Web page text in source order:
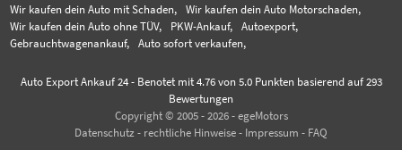
Wir kaufen dein Auto mit Schaden,
Wir kaufen dein Auto Motorschaden,
Wir kaufen dein Auto ohne TÜV,
PKW-Ankauf,
Autoexport,
Gebrauchtwagenankauf,
Auto sofort verkaufen,
Auto Export Ankauf 24- Benotet mit 4.76von 5.0 Punkten basierend auf 293
Bewertungen
Copyright © 2005 - 2026 - egeMotors
Datenschutz - rechtliche Hinweise - Impressum - FAQ